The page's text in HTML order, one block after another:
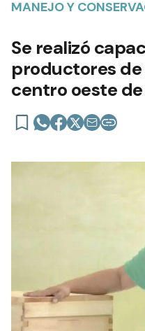
MANEJO Y
Se realizó
productores de
centro oeste